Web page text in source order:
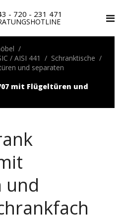
- 720 - 231 471
/ AISI 441
Schranktische
und separaten
mit Flügeltüren und
und